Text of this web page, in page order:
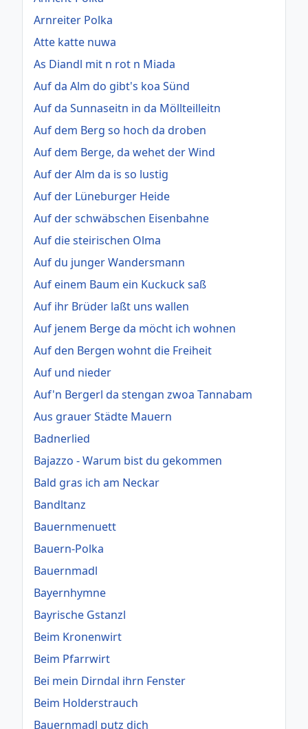
Arnreiter Polka
Atte katte nuwa
As Diandl mit n rot n Miada
Auf da Alm do gibt's koa Sünd
Auf da Sunnaseitn in da Möllteilleitn
Auf dem Berg so hoch da droben
Auf dem Berge, da wehet der Wind
Auf der Alm da is so lustig
Auf der Lüneburger Heide
Auf der schwäbschen Eisenbahne
Auf die steirischen Olma
Auf du junger Wandersmann
Auf einem Baum ein Kuckuck saß
Auf ihr Brüder laßt uns wallen
Auf jenem Berge da möcht ich wohnen
Auf den Bergen wohnt die Freiheit
Auf und nieder
Auf'n Bergerl da stengan zwoa Tannabam
Aus grauer Städte Mauern
Badnerlied
Bajazzo - Warum bist du gekommen
Bald gras ich am Neckar
Bandltanz
Bauernmenuett
Bauern-Polka
Bauernmadl
Bayernhymne
Bayrische Gstanzl
Beim Kronenwirt
Beim Pfarrwirt
Bei mein Dirndal ihrn Fenster
Beim Holderstrauch
Bauernmadl putz dich